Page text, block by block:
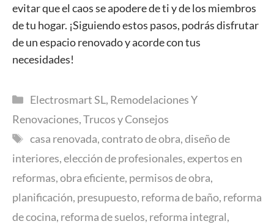
evitar que el caos se apodere de ti y de los miembros
de tu hogar. ¡Siguiendo estos pasos, podrás disfrutar
de un espacio renovado y acorde con tus
necesidades!
Categorías
Electrosmart SL, Remodelaciones Y
Renovaciones,Trucos y Consejos
Etiquetas
casa renovada,contrato de obra,diseño de
interiores,elección de profesionales,expertos en
reformas,obra eficiente, permisos de obra,
planificación, presupuesto, reforma de baño, reforma
de cocina, reforma de suelos, reforma integral,